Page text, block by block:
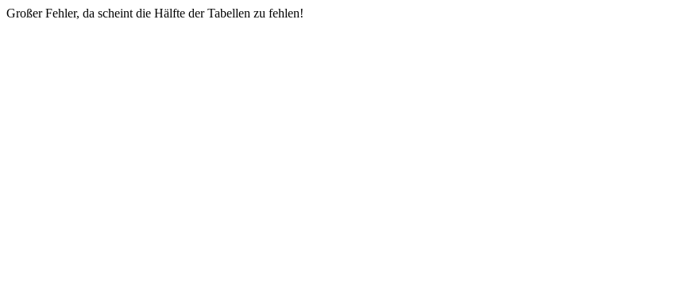
Großer Fehler, da scheint die Hälfte der Tabellen zu fehlen!